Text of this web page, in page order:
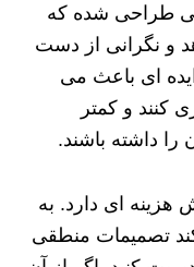
طراحی شده که
و نگرانی از دست
ای باعث می
کنند و کمتر
داشته باشند.
هزینه ای دارد. به
تصمیمات منطقی